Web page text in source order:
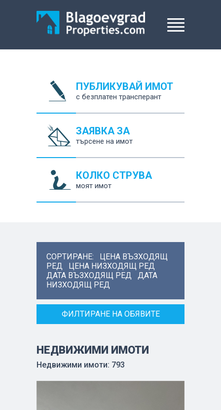
ПУБЛИКУВАЙ ИМОТ
с безплатен трансперант
ЗАЯВКА ЗА
търсене на имот
КОЛКО СТРУВА
моят имот
СОРТИРАНЕ: ЦЕНА ВЪЗХОДЯЩ
РЕД
ЦЕНА НИЗХОДЯЩ РЕД
ДАТА ВЪЗХОДЯЩ РЕД
ДАТА
НИЗХОДЯЩ РЕД
ФИЛТИРАНЕ НА ОБЯВИТЕ
НЕДВИЖИМИ ИМОТИ
Недвижими имоти: 793